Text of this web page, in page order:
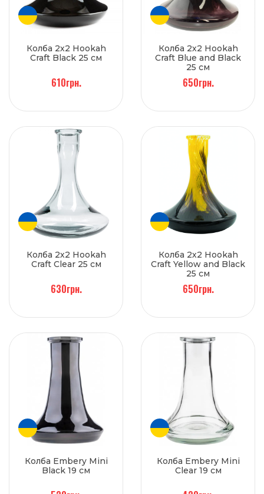
Колба 2х2 Hookah
Craft Black 25 см
610грн.
Колба 2х2 Hookah
Craft Blue and Black
25 см
650грн.
Колба 2х2 Hookah
Craft Clear 25 см
630грн.
Колба 2х2 Hookah
Craft Yellow and Black
25 см
650грн.
Колба Embery Mini
Black 19 см
Колба Embery Mini
Clear 19 см